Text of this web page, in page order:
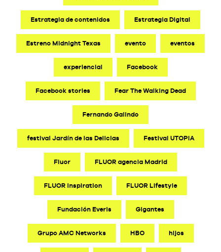
Estrategia de contenidos Estrategia Digital
Estreno Midnight Texas evento eventos
experiencial Facebook
Facebook stories Fear The Walking Dead
Fernando Galindo
festival Jardín de las Delicias Festival UTOPIA
Fluor FLUOR agencia Madrid
FLUOR Inspiration FLUOR Lifestyle
Fundación Everis Gigantes
Grupo AMC Networks HBO hijos